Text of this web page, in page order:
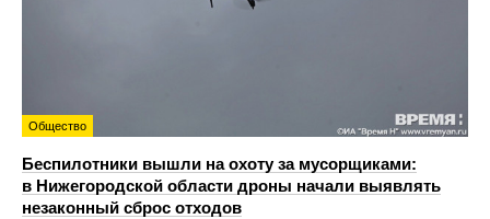
Общество
Беспилотники вышли на охоту за мусорщиками:
в Нижегородской области дроны начали выявлять
незаконный сброс отходов